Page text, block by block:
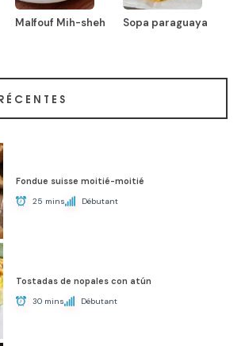
Malfouf Mih-sheh Sopa paraguaya
Fondue suisse moitié-moitié
25 mins Débutant
Tostadas de nopales con atún
30 mins Débutant